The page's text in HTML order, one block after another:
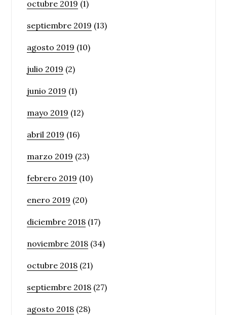
octubre 2019 (1)
septiembre 2019 (13)
agosto 2019 (10)
julio 2019 (2)
junio 2019 (1)
mayo 2019 (12)
abril 2019 (16)
marzo 2019 (23)
febrero 2019 (10)
enero 2019 (20)
diciembre 2018 (17)
noviembre 2018 (34)
octubre 2018 (21)
septiembre 2018 (27)
agosto 2018 (28)